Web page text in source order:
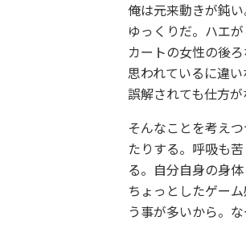
俺は元来動きが鈍
ゆっくりだ。ハエ
カートの女性の後
思われているに違
誤解されても仕方が
そんなことを考え
たりする。呼吸も
る。自分自身の身
ちょっとしたゲー
う事が多いから。